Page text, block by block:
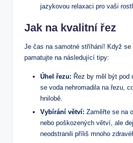
jazykovou relaxaci pro vaši
Jak na kvalitní řez
Je čas na samotné stříhání! Když se
pamatujte na následující tipy:
Úhel řezu: Řez by měl být pod
se voda nehromadila na řezu,
hnilobě.
Vybírání větví: Zaměřte se na
nebo poškozených větví, ale
neodstranili příliš mnoho